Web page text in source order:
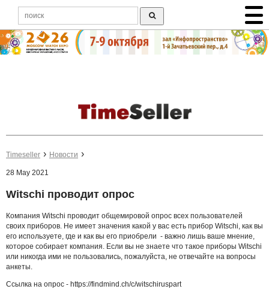
Timeseller Новости
28 May 2021
Witschi проводит опрос
Компания Witschi проводит общемировой опрос всех пользователей
своих приборов. Не имеет значения какой у вас есть прибор Witschi, как вы
его используете, где и как вы его приобрели - важно лишь ваше мнение,
которое собирает компания. Если вы не знаете что такое приборы Witschi
или никогда ими не пользовались, пожалуйста, не отвечайте на вопросы
анкеты.
Ссылка на опрос - https://findmind.ch/c/witschiruspart